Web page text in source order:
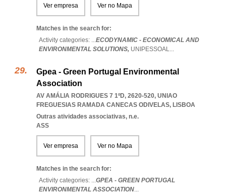
Ver empresa Ver no Mapa
Matches in the search for:
Activity categories: ...ECODYNAMIC - ECONOMICAL AND
ENVIRONMENTAL SOLUTIONS, UNIPESSOAL...
Gpea - Green Portugal Environmental
Association
AV AMÁLIA RODRIGUES 7 1ºD, 2620-520, UNIAO
FREGUESIAS RAMADA CANECAS ODIVELAS, LISBOA
Outras atividades associativas, n.e.
ASS
Ver empresa Ver no Mapa
Matches in the search for:
Activity categories: ...GPEA - GREEN PORTUGAL
ENVIRONMENTAL ASSOCIATION...